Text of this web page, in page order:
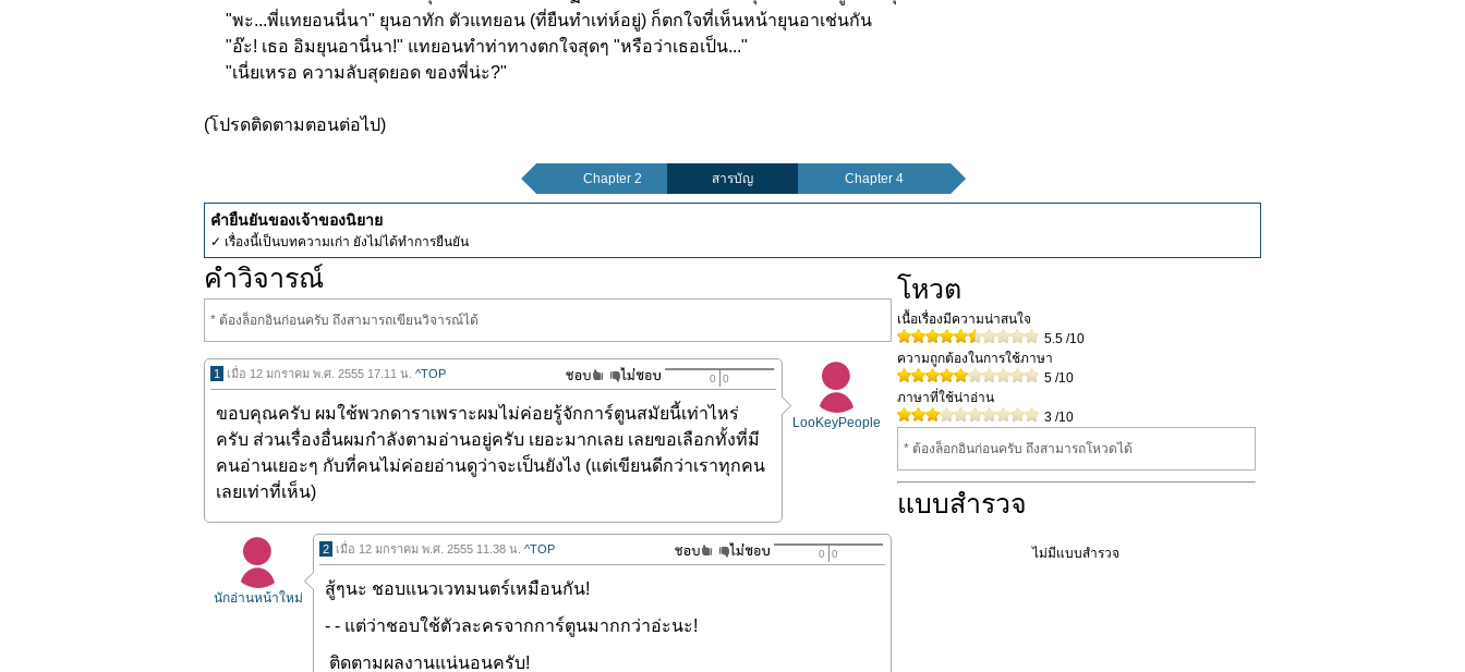
"พะ...พี่แทยอนนี่นา" ยุนอาทัก ตัวแทยอน (ที่ยืนทำเท่ห์อยู่) ก็ตกใจที่เห็นหน้ายุนอาเช่นกัน
"อ๊ะ! เธอ อิมยุนอานี่นา!" แทยอนทำท่าทางตกใจสุดๆ "หรือว่าเธอเป็น..."
"เนี่ยเหรอ ความลับสุดยอด ของพี่น่ะ?"
(โปรดติดตามตอนต่อไป)
Chapter 2 สารบัญ Chapter 4
คำยืนยันของเจ้าของนิยาย
✓ เรื่องนี้เป็นบทความเก่า ยังไม่ได้ทำการยืนยัน
คำวิจารณ์
* ต้องล็อกอินก่อนครับ ถึงสามารถเขียนวิจารณ์ได้
LooKeyPeople
1 เมื่อ 12 มกราคม พ.ศ. 2555 17.11 น. ^TOP 0 0
ขอบคุณครับ ผมใช้พวกดาราเพราะผมไม่ค่อยรู้จักการ์ตูนสมัยนี้เท่าไหร่
ครับ ส่วนเรื่องอื่นผมกำลังตามอ่านอยู่ครับ เยอะมากเลย เลยขอเลือกทั้งที่มี
คนอ่านเยอะๆ กับที่คนไม่ค่อยอ่านดูว่าจะเป็นยังไง (แต่เขียนดีกว่าเราทุกคน
เลยเท่าที่เห็น)
นักอ่านหน้าใหม่
2 เมื่อ 12 มกราคม พ.ศ. 2555 11.38 น. ^TOP 0 0
สู้ๆนะ ชอบแนวเวทมนตร์เหมือนกัน!
- - แต่ว่าชอบใช้ตัวละครจากการ์ตูนมากกว่าอ่ะนะ!
ติดตามผลงานแน่นอนครับ!
โหวต
เนื้อเรื่องมีความน่าสนใจ
5.5/10
ความถูกต้องในการใช้ภาษา
5/10
ภาษาที่ใช้น่าอ่าน
3/10
* ต้องล็อกอินก่อนครับ ถึงสามารถโหวดได้
แบบสำรวจ
ไม่มีแบบสำรวจ